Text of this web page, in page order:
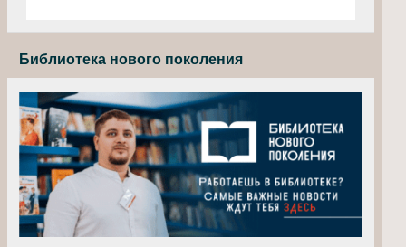
Библиотека нового поколения